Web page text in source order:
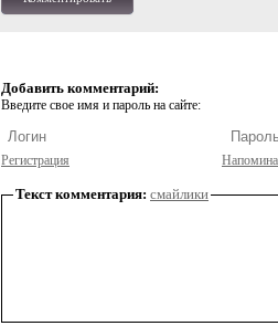
Добавить комментарий:
Введите свое имя и пароль на сайте:
Регистрация
Текст комментария: смайлики